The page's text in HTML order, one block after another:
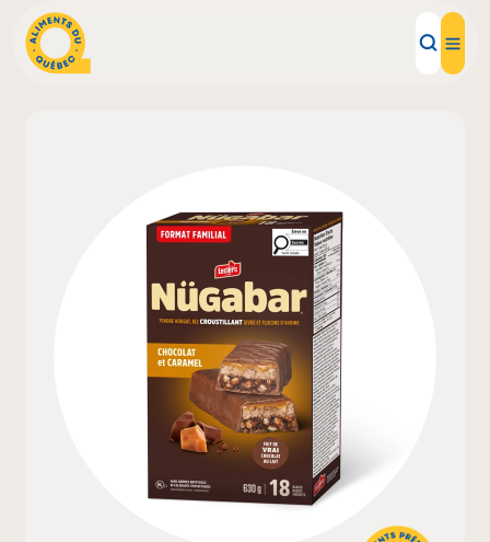
Recettes
Inspirations d'ici
Restaurants
Institutions
À propos